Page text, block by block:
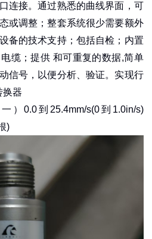
连接。通过熟悉的曲线界面，可
或调整；整套系统很少需要额外
备的技术支持；包括自检；内置
缆；提供 和可重复的数据,简单
信号，以便分析、验证。实现行
换器
）0.0到25.4mm/s(0到1.0in/s)
)